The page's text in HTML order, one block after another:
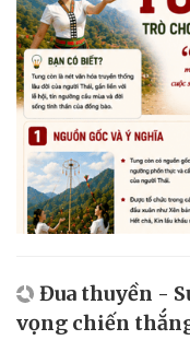
Đua thuyền -
vọng chiến